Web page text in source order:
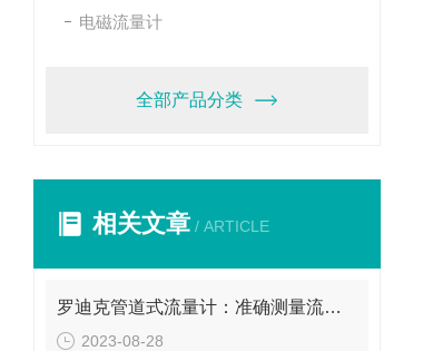
电磁流量计
全部产品分类
相关文章 / ARTICLE
罗迪克管道式流量计：准确测量流体的精密工具
2023-08-28